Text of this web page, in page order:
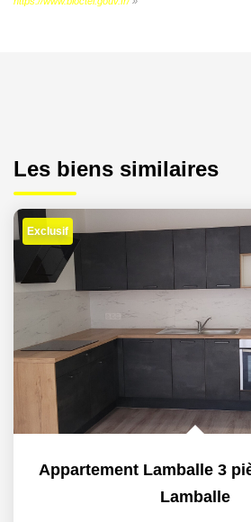
Les biens similaires
Exclusif
Appartement Lamballe 3
Lamballe